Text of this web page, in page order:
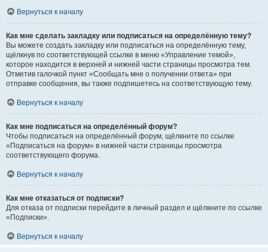
Вернуться к началу
Как мне сделать закладку или подписаться на определённую тему?
Вы можете создать закладку или подписаться на определённую тему,
щёлкнув по соответствующей ссылке в меню «Управление темой»,
которое находится в верхней и нижней части страницы просмотра тем.
Отметив галочкой пункт «Сообщать мне о получении ответа» при
отправке сообщения, вы также подпишетесь на соответствующую тему.
Вернуться к началу
Как мне подписаться на определённый форум?
Чтобы подписаться на определённый форум, щёлкните по ссылке
«Подписаться на форум» в нижней части страницы просмотра
соответствующего форума.
Вернуться к началу
Как мне отказаться от подписки?
Для отказа от подписки перейдите в личный раздел и щёлкните по ссылке
«Подписки».
Вернуться к началу